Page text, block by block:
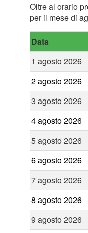
Oltre al orario
per il mese di
Data
1 agosto 2026
2 agosto 2026
3 agosto 2026
4 agosto 2026
5 agosto 2026
6 agosto 2026
7 agosto 2026
8 agosto 2026
9 agosto 2026